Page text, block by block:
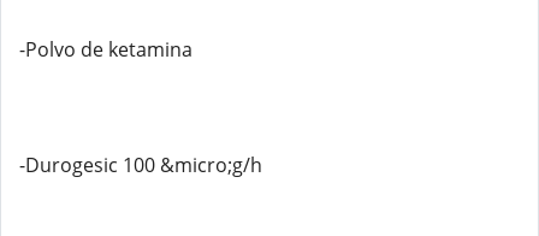
-Polvo de ketamina
-Durogesic 100 &micro;g/h